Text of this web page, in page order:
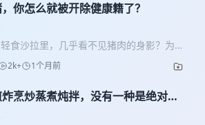
：@卡戴憨 ｜本期简介｜ 什么才是真
好运动空间?是粉色器械、帅哥教练、全
，还是一个不用让女性额外适应、额外付
本的环境? 这期节目，我们从健身房里两个
淋浴间聊起，延伸到那些很少被讨论
么攀岩定线、公共安全带、赛事规则也会
运动体验?以及那些藏在运动空间里的
」-女性在开始运动之前，就已经默默
你怎么就被开除健康籍了？
轻食沙拉里，几乎看不见猪肉的身影？为
就成了油腻的代名词？是我们误会了
洗了脑？」 ｜关注我们｜ 大脑跑不赢四
红薯：@卡戴憨 ｜本期简介｜ 猪肉到底
轻食店宁愿把鸡胸肉做出花来，也不肯
2k+ 1个月前
烹炒蒸煮炖拌，没有一种是绝对无